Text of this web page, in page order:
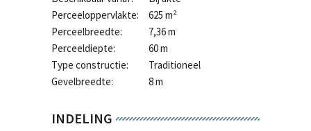
Perceeloppervlakte:
625 m²
Perceelbreedte:
7,36 m
Perceeldiepte:
60 m
Type constructie:
Traditioneel
Gevelbreedte:
8 m
INDELING